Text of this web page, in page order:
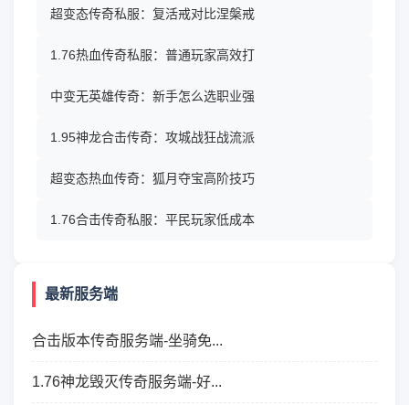
超变态传奇私服：复活戒对比涅槃戒
1.76热血传奇私服：普通玩家高效打
中变无英雄传奇：新手怎么选职业强
1.95神龙合击传奇：攻城战狂战流派
超变态热血传奇：狐月夺宝高阶技巧
1.76合击传奇私服：平民玩家低成本
最新服务端
合击版本传奇服务端-坐骑免...
1.76神龙毁灭传奇服务端-好...